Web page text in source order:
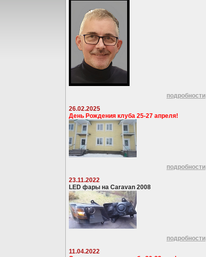
подробности
26.02.2025
День Рождения клуба 25-27 апреля!
подробности
23.11.2022
LED фары на Caravan 2008
подробности
11.04.2022